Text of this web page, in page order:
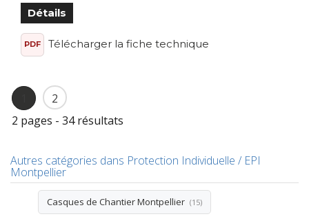
Détails
PDF Télécharger la fiche technique
2
2 pages - 34 résultats
Autres catégories dans Protection Individuelle / EPI
Montpellier
Casques de Chantier Montpellier (15)